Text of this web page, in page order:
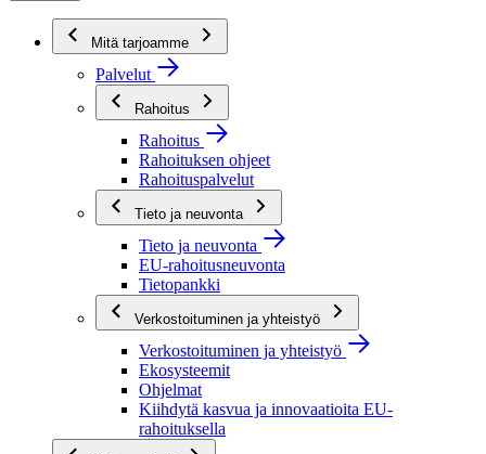
Mitä tarjoamme
Palvelut
Rahoitus
Rahoitus
Rahoituksen ohjeet
Rahoituspalvelut
Tieto ja neuvonta
Tieto ja neuvonta
EU-rahoitusneuvonta
Tietopankki
Verkostoituminen ja yhteistyö
Verkostoituminen ja yhteistyö
Ekosysteemit
Ohjelmat
Kiihdytä kasvua ja innovaatioita EU-
rahoituksella